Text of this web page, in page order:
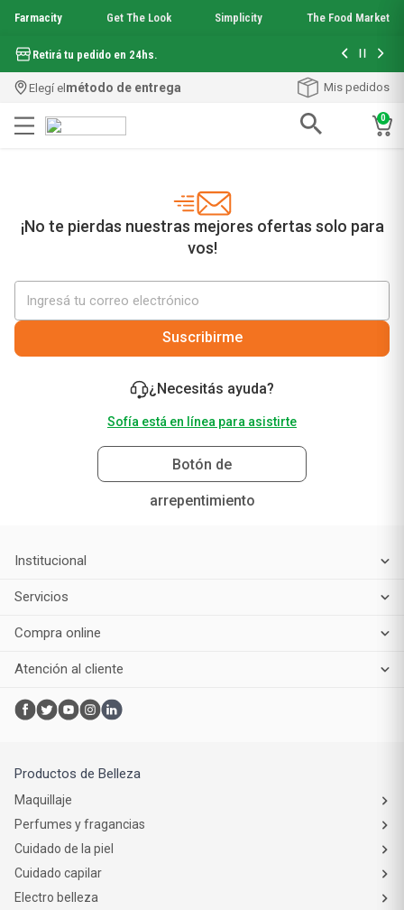
Farmacity Get The Look Simplicity The Food Market
Retirá tu pedido en 24hs. Hasta 6
Elegí elmétodo de entrega Mis pedidos
0
¡No te pierdas nuestras mejores ofertas solo para
vos!
Suscribirme
¿Necesitás ayuda?
Sofía está en línea para asistirte
Botón de
arrepentimiento
Institucional
Servicios
Compra online
Atención al cliente
Productos de Belleza
Maquillaje
Perfumes y fragancias
Cuidado de la piel
Cuidado capilar
Electro belleza
garnier toque seco crema facial
. mela b3
6
loreal paris
8
9